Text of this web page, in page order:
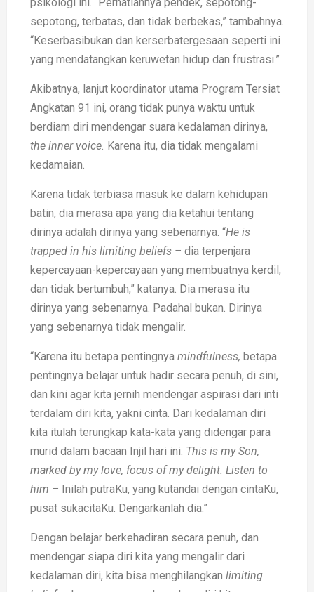
sepotong, terbatas, dan tidak berbekas,” tambahnya.
“Keserbasibukan dan kerserbatergesaan seperti ini
yang mendatangkan keruwetan hidup dan frustrasi.”
Akibatnya, lanjut koordinator utama Program Tersiat
Angkatan 91 ini, orang tidak punya waktu untuk
berdiam diri mendengar suara kedalaman dirinya,
the inner voice. Karena itu, dia tidak mengalami
kedamaian.
Karena tidak terbiasa masuk ke dalam kehidupan
batin, dia merasa apa yang dia ketahui tentang
dirinya adalah dirinya yang sebenarnya. “He is
trapped in his limiting beliefs – dia terpenjara
kepercayaan-kepercayaan yang membuatnya kerdil,
dan tidak bertumbuh,” katanya. Dia merasa itu
dirinya yang sebenarnya. Padahal bukan. Dirinya
yang sebenarnya tidak mengalir.
“Karena itu betapa pentingnya mindfulness, betapa
pentingnya belajar untuk hadir secara penuh, di sini,
dan kini agar kita jernih mendengar aspirasi dari inti
terdalam diri kita, yakni cinta. Dari kedalaman diri
kita itulah terungkap kata-kata yang didengar para
murid dalam bacaan Injil hari ini: This is my Son,
marked by my love, focus of my delight. Listen to
him – Inilah putraKu, yang kutandai dengan cintaKu,
pusat sukacitaKu. Dengarkanlah dia.”
Dengan belajar berkehadiran secara penuh, dan
mendengar siapa diri kita yang mengalir dari
kedalaman diri, kita bisa menghilangkan limiting